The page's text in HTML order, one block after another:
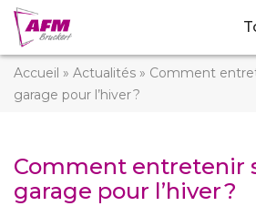
Accueil » Actualités » Comment
garage pour l’hiver ?
Comment entretenir
garage pour l’hiver ?